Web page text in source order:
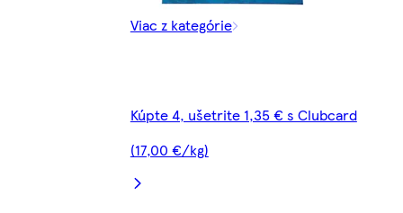
Viac z kategórie
Kúpte 4, ušetrite 1,35 € s Clubcard
(17,00 €/kg)